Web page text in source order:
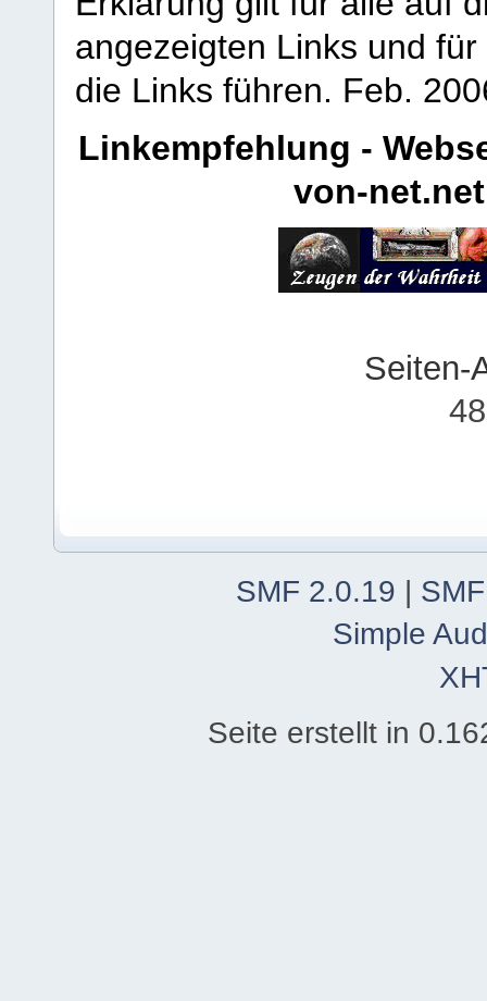
angezeigten Links und
die Links führen. Feb.
Linkempfehlung -
von-net.net
Seiten-
SMF 2.0.19
Simple
Seite erstellt in